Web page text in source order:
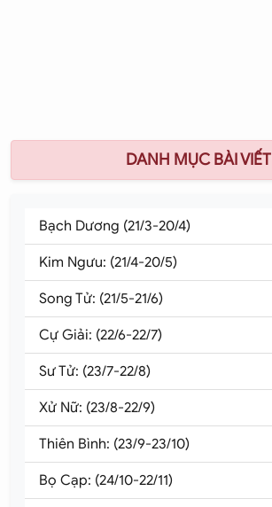
DANH MỤC BÀI VIẾT
Bạch Dương (21/3-20/4)
Kim Ngưu: (21/4-20/5)
Song Tử: (21/5-21/6)
Cự Giải: (22/6-22/7)
Sư Tử: (23/7-22/8)
Xử Nữ: (23/8-22/9)
Thiên Bình: (23/9-23/10)
Bọ Cạp: (24/10-22/11)